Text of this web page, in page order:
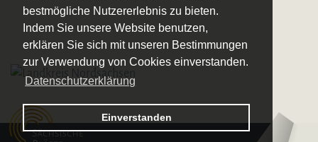
bestmögliche Nutzererlebnis zu bieten.
Indem Sie unsere Website benutzen,
erklären Sie sich mit unseren Bestimmungen
zur Verwendung von Cookies einverstanden.
Datenschutzerklärung
Einverstanden
Logo – Sächsische Bläserphilharmonie
Logo – Deutsche